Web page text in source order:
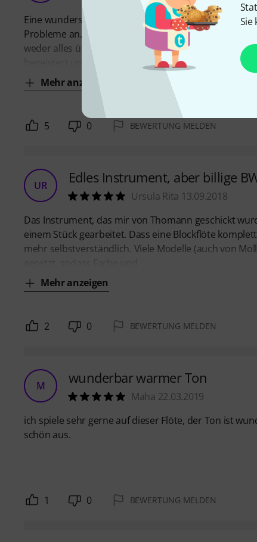
Sie
Eine wunderschöne Flöte mit tollem Klang. Gerade
Probleme an. Ich spiele hauptsächlich in
weder alles übertönt, noch völlig untergeht. Seit
Mehr anzeigen
5 0 BEWERTUNG MELDEN
UR Edles Instrument, aber billige
Ursula Rita 13.09.2018
Das Instrument, das mir von Thomann geschickt
einem Stück gearbeitet. Dass eine Blockflöte
mehr selbstverständlich. Viele Modelle (auch von
Mehr anzeigen
2 0 BEWERTUNG MELDEN
M wunderbar warmer Ton
Maha 22.03.2019
ich spiele sehr gerne auf dieser Flöte, der Ton ist
schön aus.
1 0 BEWERTUNG MELDEN